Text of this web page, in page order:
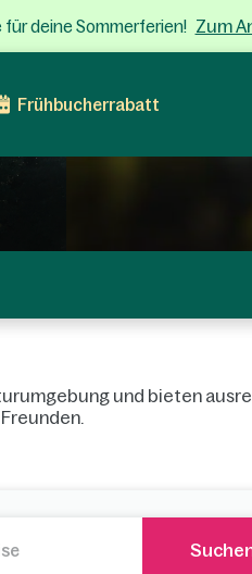
deine Sommerferien! Zum
Frühbucherrabatt
und bieten